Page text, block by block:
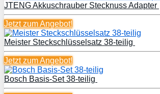
JTENG Akkuschrauber Stecknuss Adapter
Jetzt zumAngebot!
Meister Steckschlüsselsatz 38-teilig
Jetzt zumAngebot!
Bosch Basis-Set 38-teilig